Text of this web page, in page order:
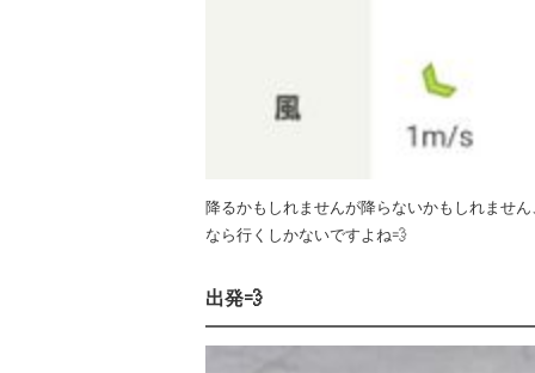
降るかもしれませんが降らないかもしれません
なら行くしかないですよね💨
出発💨